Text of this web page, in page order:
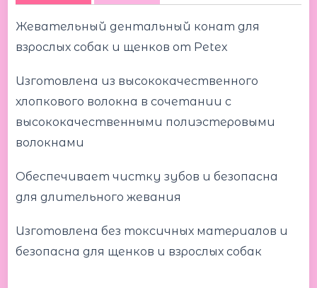
Жевательный дентальный конат для
взрослых собак и щенков от Petex
Изготовлена ​​из высококачественного
хлопкового волокна в сочетании с
высококачественными полиэстеровыми
волокнами
Обеспечивает чистку зубов и безопасна
для длительного жевания
Изготовлена ​​без токсичных материалов и
безопасна для щенков и взрослых собак